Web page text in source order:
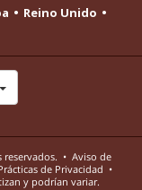
Reino Unido
reservados. • Aviso de
de Privacidad •
y podrían variar.